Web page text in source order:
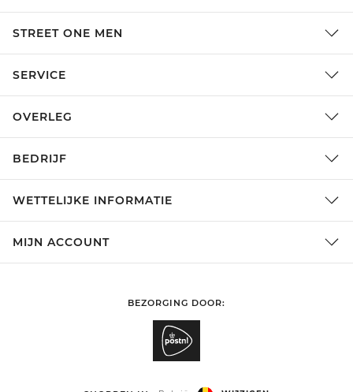
STREET ONE MEN
SERVICE
OVERLEG
BEDRIJF
WETTELIJKE INFORMATIE
MIJN ACCOUNT
BEZORGING DOOR: